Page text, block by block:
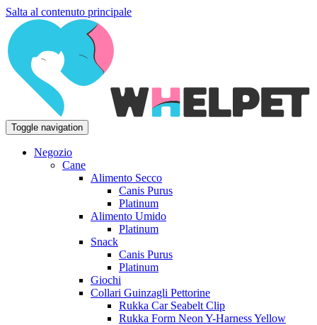
Salta al contenuto principale
Toggle navigation
Negozio
Cane
Alimento Secco
Canis Purus
Platinum
Alimento Umido
Platinum
Snack
Canis Purus
Platinum
Giochi
Collari Guinzagli Pettorine
Rukka Car Seabelt Clip
Rukka Form Neon Y-Harness Yellow